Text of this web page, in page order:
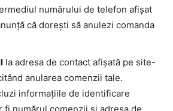
numărului de telefon afișat
că dorești să anulezi comanda
la adresa de contact afișată pe site-
anularea comenzii tale.
informațiile de identificare